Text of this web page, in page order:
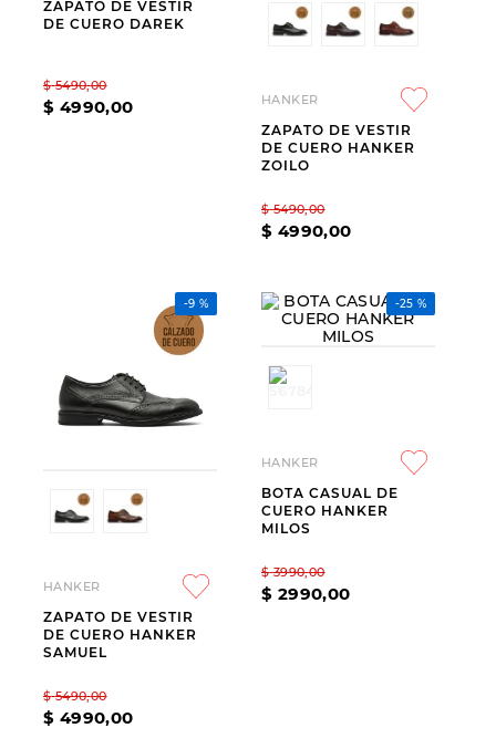
slip-ins
ZAPATO DE VESTIR
DE CUERO DAREK
$ 5490,00
$ 4990,00 HANKER
ZAPATO DE VESTIR
DE CUERO HANKER
ZOILO
$ 5490,00
$ 4990,00
-9 %
HANKER
ZAPATO DE VESTIR
DE CUERO HANKER
SAMUEL
$ 5490,00
$ 4990,00
-25 %
HANKER
BOTA CASUAL DE
CUERO HANKER
MILOS
$ 3990,00
$ 2990,00